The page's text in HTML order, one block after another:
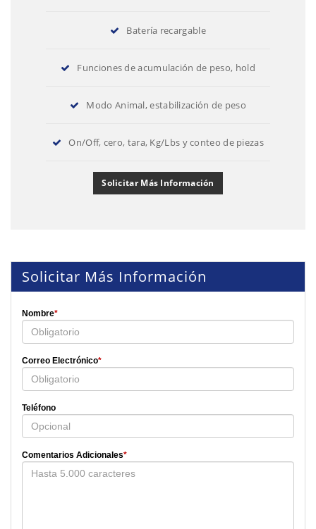
Batería recargable
Funciones de acumulación de peso, hold
Modo Animal, estabilización de peso
On/Off, cero, tara, Kg/Lbs y conteo de piezas
Solicitar Más Información
Solicitar Más Información
Nombre*
Correo Electrónico*
Teléfono
Comentarios Adicionales*